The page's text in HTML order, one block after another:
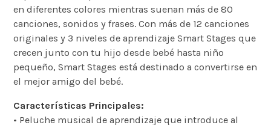
en diferentes colores mientras suenan más de 80
canciones, sonidos y frases. Con más de 12 canciones
originales y 3 niveles de aprendizaje Smart Stages que
crecen junto con tu hijo desde bebé hasta niño
pequeño, Smart Stages está destinado a convertirse en
el mejor amigo del bebé.
Características Principales:
• Peluche musical de aprendizaje que introduce al